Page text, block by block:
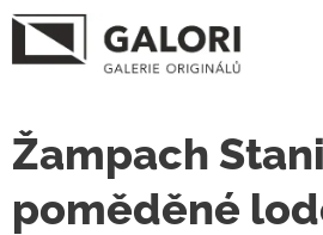
Žampach
poměděné